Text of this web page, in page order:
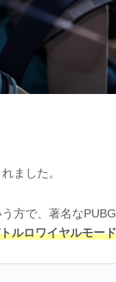
ました。
う方で、著名な
ルロワイヤルモー